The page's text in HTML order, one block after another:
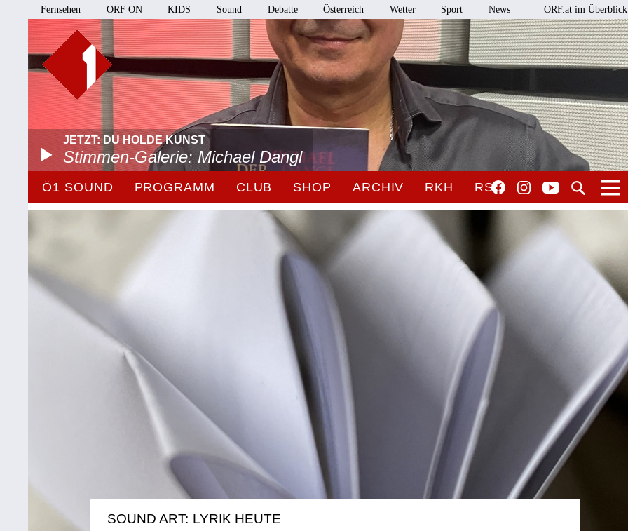
Fernsehen ORF ON KIDS Sound Debatte Österreich Wetter Sport News ORF.at im Überblick
JETZT: DU HOLDE KUNST
Stimmen-Galerie: Michael Dangl
Ö1 SOUND PROGRAMM CLUB SHOP ARCHIV RKH RSO
SOUND ART: LYRIK HEUTE